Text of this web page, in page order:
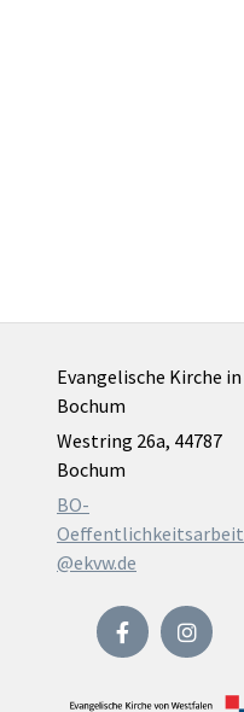
Evangelische Kirche in
Bochum
Westring 26a, 44787
Bochum
BO-
Oeffentlichkeitsarbeit
@ekvw.de